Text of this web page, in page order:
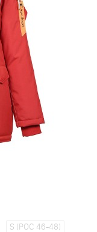
S (РОС 46-48)